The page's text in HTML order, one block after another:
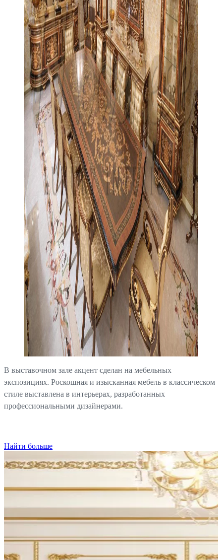
В выставочном зале акцент сделан на мебельных
экспозициях. Роскошная и изысканная мебель в классическом
стиле выставлена в интерьерах, разработанных
профессиональными дизайнерами.
Найти больше